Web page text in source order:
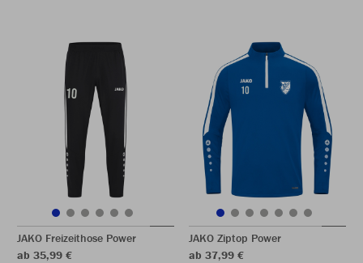
JAKO Freizeithose Power
ab 35,99 €
JAKO Ziptop Power
ab 37,99 €